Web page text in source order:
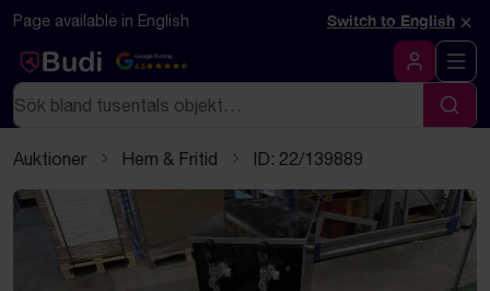
Hoppa till innehåll
Textbaserad (markdown) version av denna sida
Page available in English Switch to English ×
Google Rating
4.5
Logga in
Sök
Sök
Auktioner Hem & Fritid ID: 22/139889